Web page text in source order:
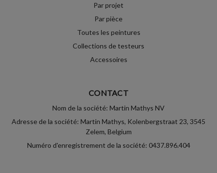
Par projet
Par pièce
Toutes les peintures
Collections de testeurs
Accessoires
CONTACT
Nom de la société: Martin Mathys NV
Adresse de la société: Martin Mathys, Kolenbergstraat 23, 3545
Zelem, Belgium
Numéro d'enregistrement de la société: 0437.896.404